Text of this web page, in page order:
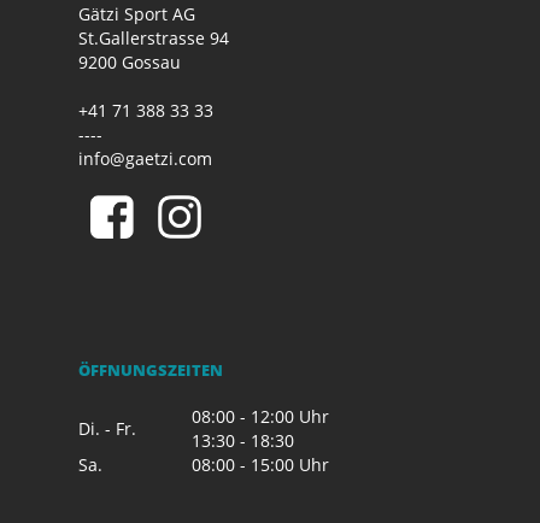
Gätzi Sport AG
St.Gallerstrasse 94
9200 Gossau
+41 71 388 33 33
----
info@gaetzi.com
ÖFFNUNGSZEITEN
Di. - Fr.
08:00 - 12:00 Uhr
13:30 - 18:30
Sa.
08:00 - 15:00 Uhr